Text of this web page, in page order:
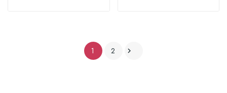
1 2 